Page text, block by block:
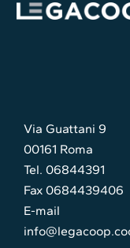
Via Guattani 9
00161 Roma
Tel. 06844391
Fax 0684439406
E-mail